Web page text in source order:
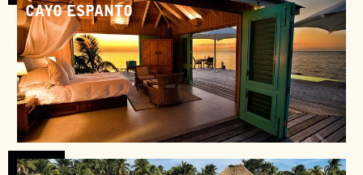
CAYO ESPANTO
Bélize